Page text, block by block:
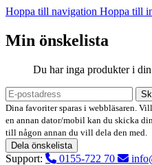
Hoppa till navigation Hoppa till
Min önskelista
Du har inga produkter i
Dina favoriter sparas i webbläsaren.
en annan dator/mobil kan du skicka
till någon annan du vill dela den med.
Dela önskelista
Support: 0155-722 70